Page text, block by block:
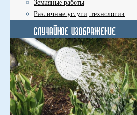
Земляные работы
Различные услуги, технологии